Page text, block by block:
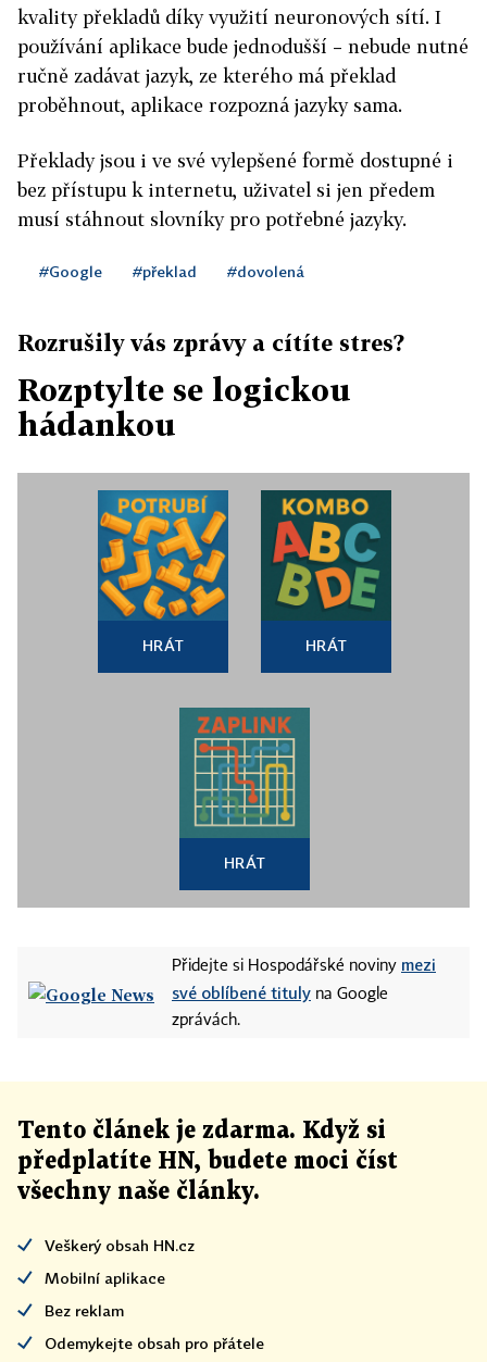
kvality překladů díky využití neuronových sítí. I
používání aplikace bude jednodušší – nebude nutné
ručně zadávat jazyk, ze kterého má překlad
proběhnout, aplikace rozpozná jazyky sama.
Překlady jsou i ve své vylepšené formě dostupné i
bez přístupu k internetu, uživatel si jen předem
musí stáhnout slovníky pro potřebné jazyky.
#Google #překlad #dovolená
Rozrušily vás zprávy a cítíte stres?
Rozptylte se logickou
hádankou
HRÁT HRÁT
HRÁT
Přidejte si Hospodářské noviny mezi
své oblíbené tituly na Google
zprávách.
Tento článek je zdarma. Když si
předplatíte HN, budete moci číst
všechny naše články.
Veškerý obsah HN.cz
Mobilní aplikace
Bez reklam
Odemykejte obsah pro přátele